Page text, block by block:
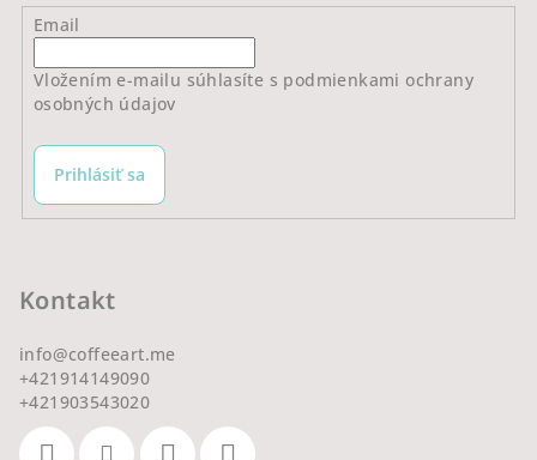
Email
Vložením e-mailu súhlasíte s podmienkami ochrany
osobných údajov
Prihlásiť sa
Kontakt
info@coffeeart.me
+421914149090
+421903543020